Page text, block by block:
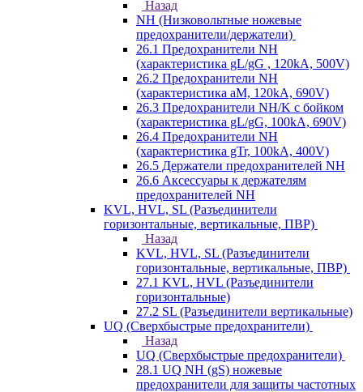
Назад
NH (Низковольтные ножевые
предохранители/держатели)
26.1 Предохранители NH
(характеристика gL/gG , 120kA, 500V)
26.2 Предохранители NH
(характеристика aM, 120kA, 690V)
26.3 Предохранители NH/K с бойком
(характеристика gL/gG, 100kA, 690V)
26.4 Предохранители NH
(характеристика gTr, 100kA, 400V)
26.5 Держатели предохранителей NH
26.6 Аксессуары к держателям
предохранителей NH
KVL, HVL, SL (Разъединители
горизонтальные, вертикальные, ПВР)
Назад
KVL, HVL, SL (Разъединители
горизонтальные, вертикальные, ПВР)
27.1 KVL, HVL (Разъединители
горизонтальные)
27.2 SL (Разъединители вертикальные)
UQ (Сверхбыстрые предохранители)
Назад
UQ (Сверхбыстрые предохранители)
28.1 UQ NH (gS) ножевые
предохранители для защиты частотных